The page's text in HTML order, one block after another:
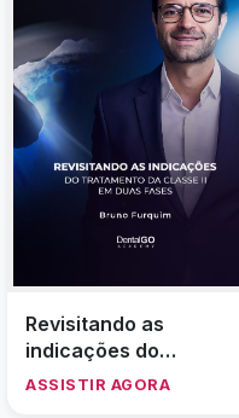
Revisitando as
indicações do
tratamento da classe II
ASSISTIR AGORA